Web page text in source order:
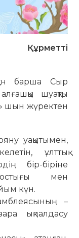
Құрметті
барша Сыр
шуақты
шын жүректен
уақытымен,
ұлттық
бір-біріне
мен
күн.
–
ықпалдасу